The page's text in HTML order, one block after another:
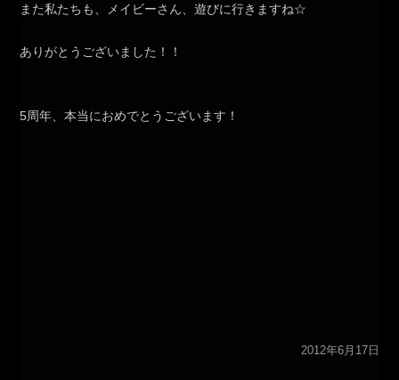
また私たちも、メイビーさん、遊びに行きますね☆
ありがとうございました！！
5周年、本当におめでとうございます！
2012年6月17日